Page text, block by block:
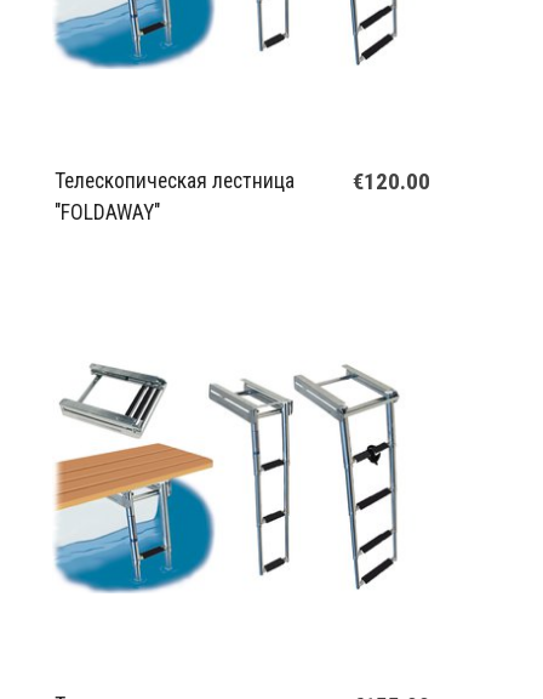
Телескопическая лестница
"FOLDAWAY"
€120.00